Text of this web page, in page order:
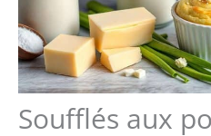
Soufflés aux